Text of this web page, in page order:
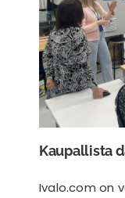
Kaupallista
Ivalo.com on